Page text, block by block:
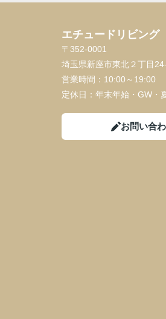
エチュードリビング
〒352-0001
埼玉県新座市東北２丁目
営業時間： 10:00～19:00
定休日： 年末年始・GW・
お問い合